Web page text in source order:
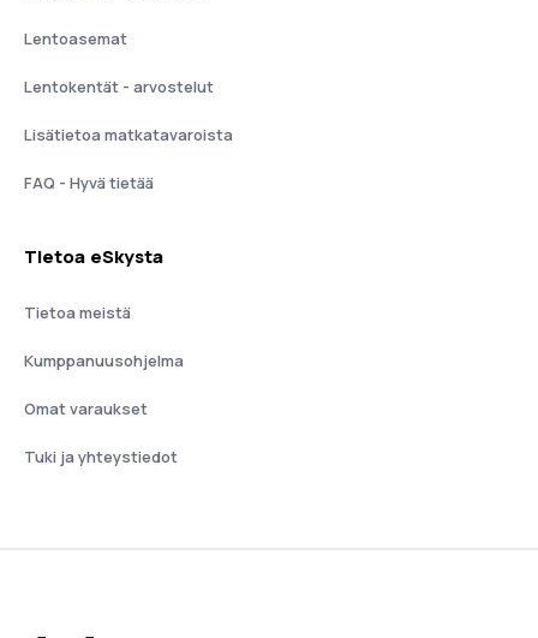
Lentoasemat
Lentokentät - arvostelut
Lisätietoa matkatavaroista
FAQ - Hyvä tietää
Tietoa eSkysta
Tietoa meistä
Kumppanuusohjelma
Omat varaukset
Tuki ja yhteystiedot